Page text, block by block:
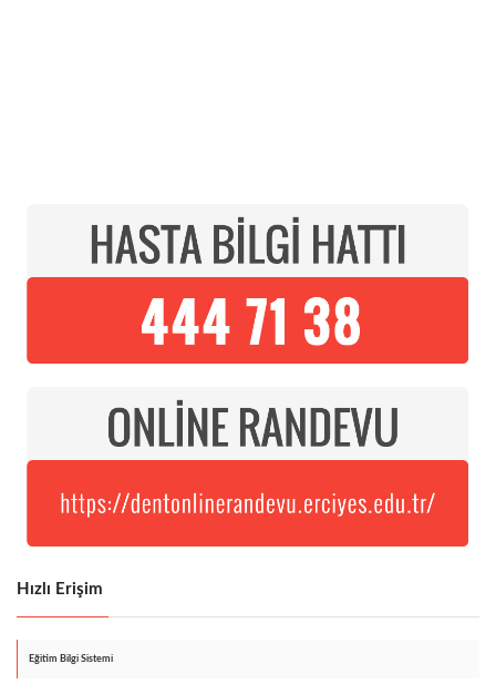
Hızlı Erişim
Eğitim Bilgi Sistemi